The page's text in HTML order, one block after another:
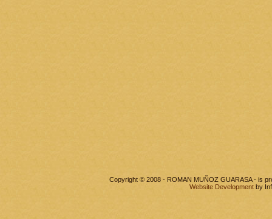
Copyright © 2008 - ROMAN MUÑOZ GUARASA - is
Website Development by